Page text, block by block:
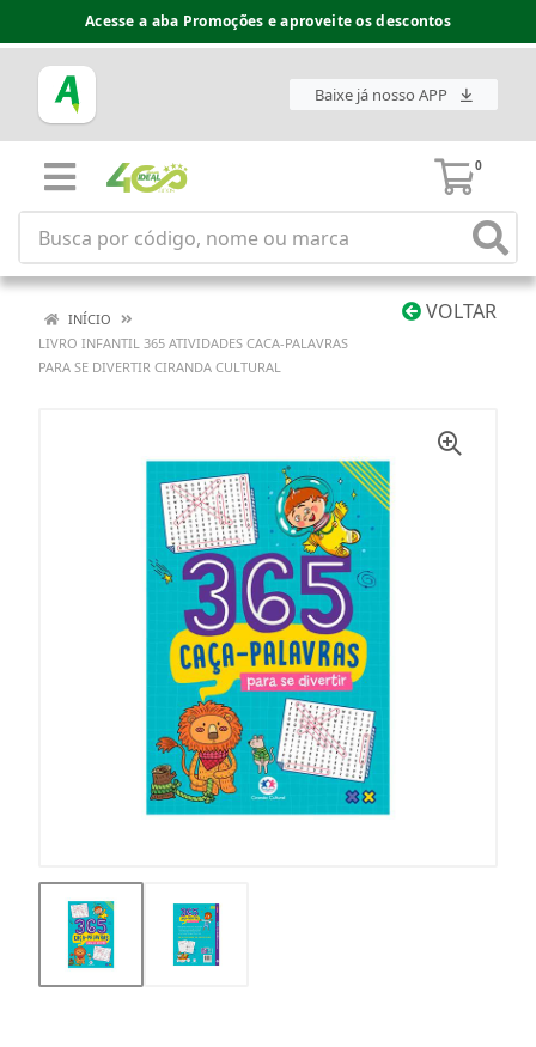
Acesse a aba Promoções e aproveite os descontos
Baixe já nosso APP
0
VOLTAR
INÍCIO
LIVRO INFANTIL 365 ATIVIDADES CACA-PALAVRAS
PARA SE DIVERTIR CIRANDA CULTURAL